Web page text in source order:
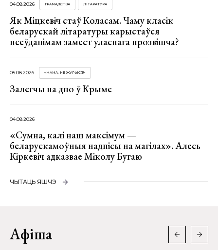
04.08.2026 ГРАМАДСТВА ЛІТАРАТУРА
Як Міцкевіч стаў Коласам. Чаму класік
беларускай літаратуры карыстаўся
псеўданімам замест уласнага прозвішча?
05.08.2026 «МАМА, НЕ ЖУРЫСЯ!»
Залегчы на дно ў Крыме
04.08.2026
«Сумна, калі наш максімум —
беларускамоўныя надпісы на магілах». Алесь
Кіркевіч адказвае Міколу Бугаю
ЧЫТАЦЬ ЯШЧЭ
Афіша